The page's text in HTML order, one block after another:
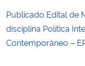
Publicado Edital de
disciplina Política
Contemporâneo –